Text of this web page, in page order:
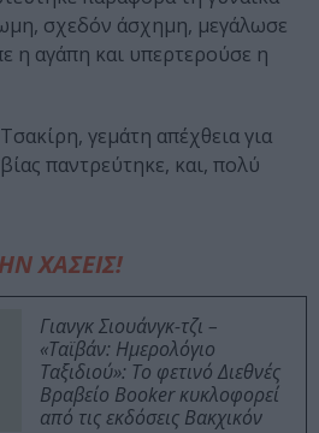
σχεδόν άσχημη, μεγάλωσε
η αγάπη και υπερτερούσε η
γεμάτη απέχθεια για
παντρεύτηκε, και, πολύ
ΧΑΣΕΙΣ!
Γιανγκ Σιουάνγκ-τζι –
«Ταϊβάν: Ημερολόγιο
Ταξιδιού»: Το φετινό Διεθνές
Βραβείο Booker κυκλοφορεί
από τις εκδόσεις Βακχικόν